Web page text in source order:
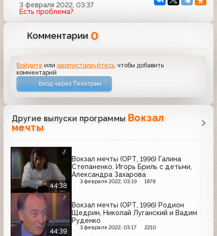
3 февраля 2022, 03:37
Есть проблема?
Комментарии 0
Войдите илизарегистрируйтесь , чтобы добавить
комментарий
Вход через Телеграм
Другие выпуски программы Вокзал
мечты
44:38
Вокзал мечты (ОРТ, 1996) Галина
Степаненко, Игорь Бриль с детьми,
Александра Захарова
3 февраля 2022, 03:19 1878
44:39
Вокзал мечты (ОРТ, 1996) Родион
Щедрин, Николай Луганский и Вадим
Руденко
3 февраля 2022, 03:17 2210